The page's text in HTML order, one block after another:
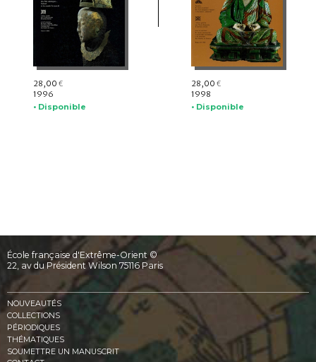
28,00 €
1996
• Disponible
28,00 €
1998
• Disponible
École française d'Extrême-Orient ©
22, av du Président Wilson 75116 Paris
NOUVEAUTÉS
COLLECTIONS
PÉRIODIQUES
THÉMATIQUES
SOUMETTRE UN MANUSCRIT